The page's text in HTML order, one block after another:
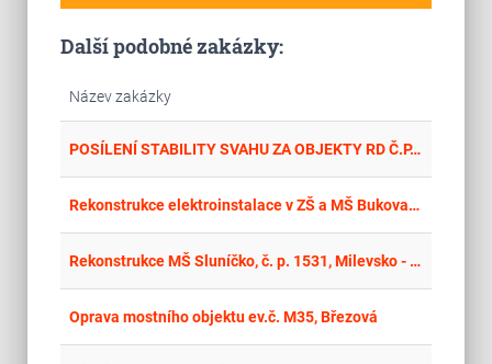
Další podobné zakázky:
Název zakázky
POSÍLENÍ STABILITY SVAHU ZA OBJEKTY RD Č.P. 53 A Č.P. 54, ŠARDICE
Rekonstrukce elektroinstalace v ZŠ a MŠ Bukovany, 1.NP
Rekonstrukce MŠ Sluníčko, č. p. 1531, Milevsko - I. etapa
Oprava mostního objektu ev.č. M35, Březová